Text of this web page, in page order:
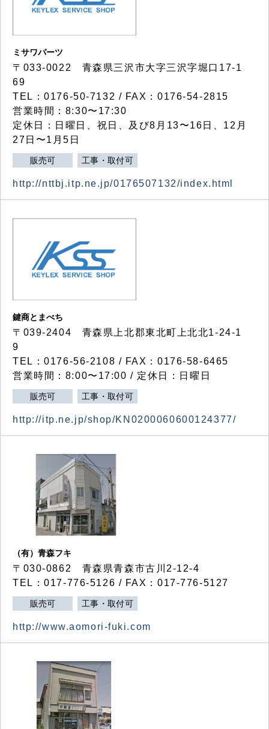
ミサワパーツ
〒033-0022 青森県三沢市大字三沢字堀口17-1
69
TEL：0176-50-7132 / FAX：0176-54-2815
営業時間：8:30〜17:30
定休日：日曜日、祝日、及び8月13〜16日、12月
27日〜1月5日
販売可 工事・取付可
http://nttbj.itp.ne.jp/0176507132/index.html
鍵商とまべち
〒039-2404 青森県上北郡東北町上北北1-24-1
9
TEL：0176-56-2108 / FAX：0176-58-6465
営業時間：8:00〜17:00 / 定休日：日曜日
販売可 工事・取付可
http://itp.ne.jp/shop/KN0200060600124377/
（有）青森フキ
〒030-0862 青森県青森市古川2-12-4
TEL：017-776-5126 / FAX：017-776-5127
販売可 工事・取付可
http://www.aomori-fuki.com